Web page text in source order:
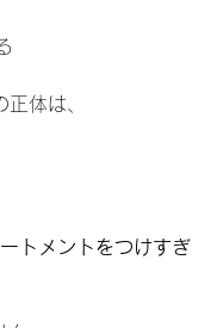
正体は、
トメントをつけすぎ